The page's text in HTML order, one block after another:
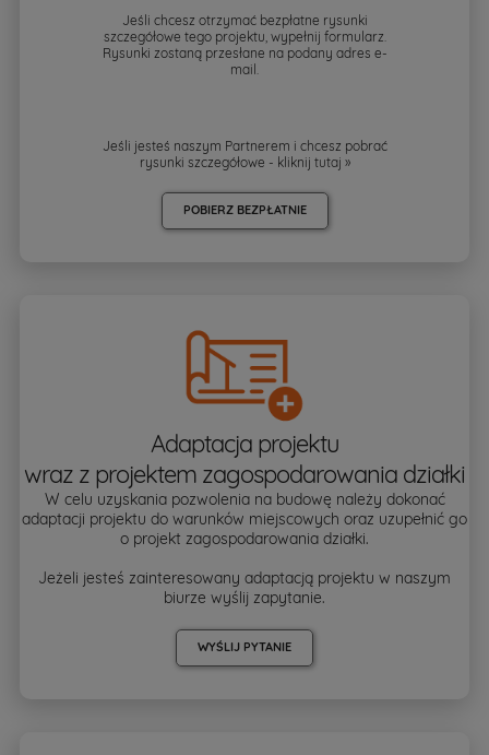
Jeśli chcesz otrzymać bezpłatne rysunki
szczegółowe tego projektu, wypełnij formularz.
Rysunki zostaną przesłane na podany adres e-
mail.
Jeśli jesteś naszym Partnerem i chcesz pobrać
rysunki szczegółowe - kliknij tutaj »
POBIERZ BEZPŁATNIE
Adaptacja projektu
wraz z projektem zagospodarowania działki
W celu uzyskania pozwolenia na budowę należy dokonać
adaptacji projektu do warunków miejscowych oraz uzupełnić go
o projekt zagospodarowania działki.
Jeżeli jesteś zainteresowany adaptacją projektu w naszym
biurze wyślij zapytanie.
WYŚLIJ PYTANIE